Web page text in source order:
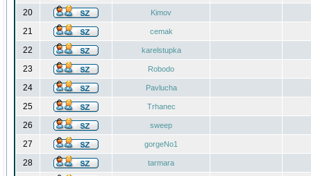
20 Kimov
21 cemak
22 karelstupka
23 Robodo
24 Pavlucha
25 Trhanec
26 sweep
27 gorgeNo1
28 tarmara